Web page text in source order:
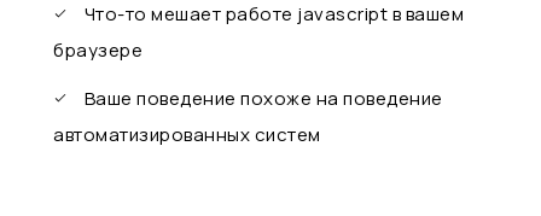
Что-то мешает работе javascript в вашем
браузере
Ваше поведение похоже на поведение
автоматизированных систем